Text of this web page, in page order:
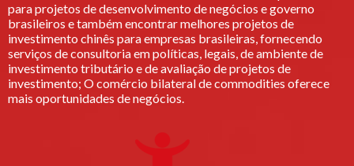
para projetos de desenvolvimento de negócios e governo
brasileiros e também encontrar melhores projetos de
investimento chinês para empresas brasileiras, fornecendo
serviços de consultoria em políticas, legais, de ambiente de
investimento tributário e de avaliação de projetos de
investimento; O comércio bilateral de commodities oferece
mais oportunidades de negócios.